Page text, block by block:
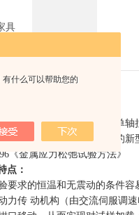
什么可以帮助您的
具
钢铰线及其它金属线材的单轴
，是现代建筑力学试验的新
《金属应力松弛试验方法》
点：
求的恒温和无震动的条件容
传 动机构（由交流伺服调速